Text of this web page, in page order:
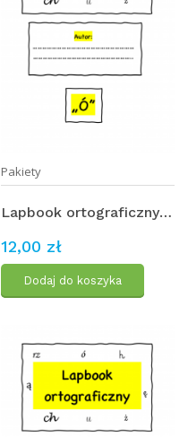
Pakiety
Lapbook ortograficzny - "ó" - PAKIET
12,00 zł
Dodaj do koszyka